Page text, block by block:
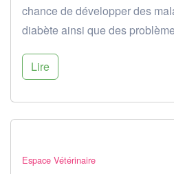
chance de développer des
diabète ainsi que des
Lire
Espace Vétérinaire